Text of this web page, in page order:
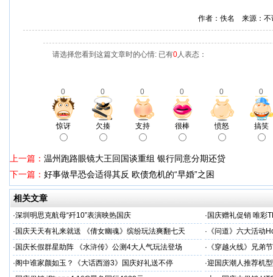
作者：佚名 来源：
请选择您看到这篇文章时的心情: 已有0人表态：
0 0 0 0 0 0
惊讶 欠揍 支持 很棒 愤怒 搞笑
上一篇： 温州跑路眼镜大王回国谈重组 银行同意分期还贷
下一篇： 好事做早恐会适得其反 欧债危机的“早婚”之困
相关文章
·深圳明思克航母“歼10”表演映热国庆 · 国庆赠礼促销 唯彩
· 国庆天天有礼来就送 《倩女幽魂》缤纷玩法爽翻七天 · 《问道》六大活动
· 国庆长假群星助阵 《水浒传》公测4大人气玩法登场 · 《穿越火线》兄弟
·阁中谁家颜如玉？《大话西游3》国庆好礼送不停 ·迎国庆潮人推荐机